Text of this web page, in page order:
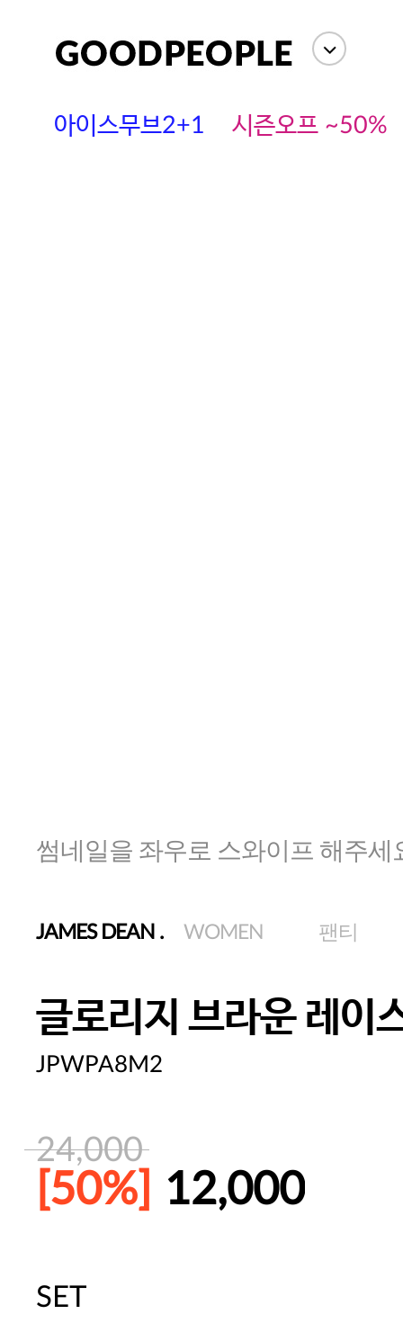
아이스무브2+1 시즌오프 ~50%
썸네일을 좌우로 스와이프 해주세
JAMES DEAN . WOMEN 팬티
글로리지 브라운 레이
JPWPA8M2
24,000
[50%] 12,000
주말특가 20%(8.7~8.9)/5만원 이
SET